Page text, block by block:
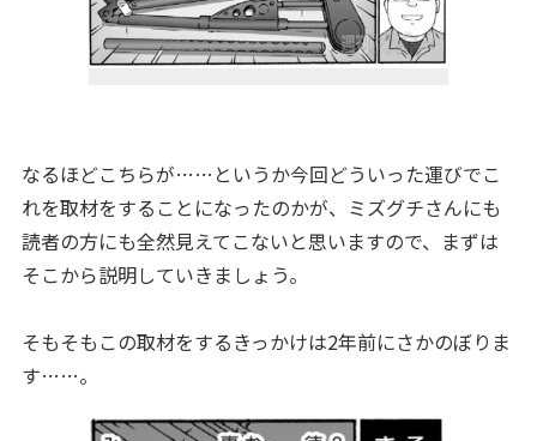
なるほどこちらが……というか今回どういった運びでこ
れを取材をすることになったのかが、ミズグチさんにも
読者の方にも全然見えてこないと思いますので、まずは
そこから説明していきましょう。
そもそもこの取材をするきっかけは2年前にさかのぼりま
す……。